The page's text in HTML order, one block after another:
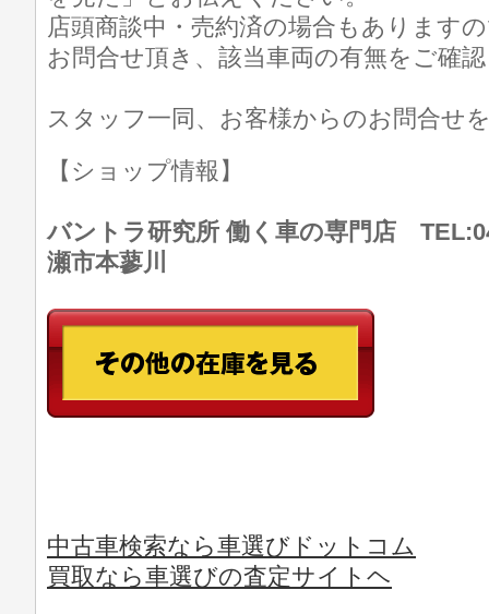
店頭商談中・売約済の場合もあります
お問合せ頂き、該当車両の有無をご確
スタッフ一同、お客様からのお問合せ
【ショップ情報】
バントラ研究所 働く車の専門店
瀬市本蓼川
中古車検索なら車選びドットコム
買取なら車選びの査定サイトヘ